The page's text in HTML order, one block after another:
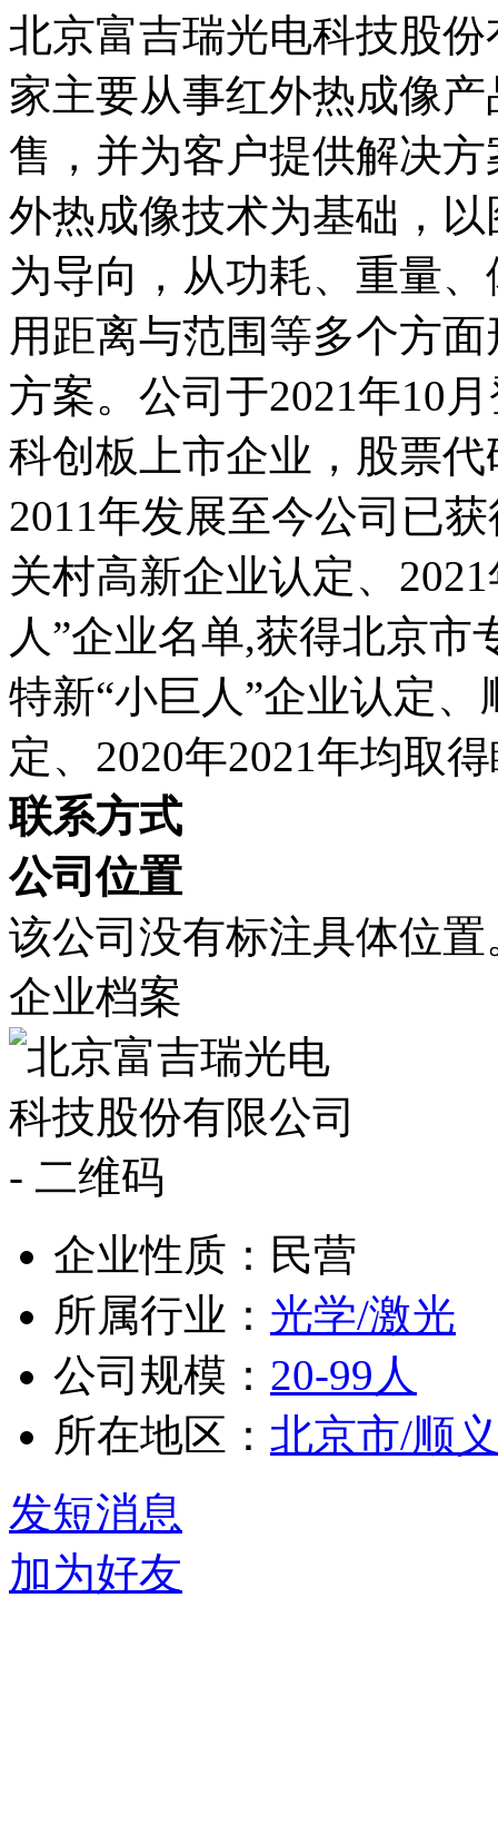
北京富吉瑞光电科技股
家主要从事红外热成像
售，并为客户提供解决
外热成像技术为基础，
为导向，从功耗、重量
用距离与范围等多个方
方案。公司于2021年10
科创板上市企业，股票代
2011年发展至今公司已
关村高新企业认定、
人”企业名单,获得北京
特新“小巨人”企业认定
定、2020年2021年均取
联系方式
公司位置
该公司没有标注具体位置
企业档案
企业性质：民营
所属行业： 光学/激光
公司规模： 20-99人
所在地区： 北京市/顺
发短消息
加为好友